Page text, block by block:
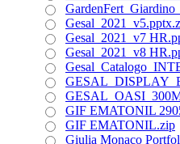
Gesal_2021_v7
Gesal_2021_v8
GIF EMATONIL
GIF EMATONIL.zip
Giulia Monaco